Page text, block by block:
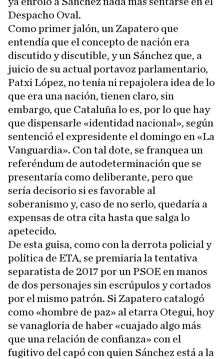
Despacho Oval.
Como primer jalón, un Zapatero que
entendía que el concepto de nación era
discutido y discutible, y un Sánchez que, a
juicio de su actual portavoz parlamentario,
Patxi López, no tenía ni repajolera idea de lo
que era una nación, tienen claro, sin
embargo, que Cataluña lo es, por lo que hay
que dispensarle «identidad nacional», según
sentenció el expresidente el domingo en «La
Vanguardia». Con tal dote, se franquea un
referéndum de autodeterminación que se
presentaría como deliberante, pero que
sería decisorio si es favorable al
soberanismo y, caso de no serlo, quedaría a
expensas de otra cita hasta que salga lo
apetecido.
De esta guisa, como con la derrota policial y
política de ETA, se premiaría la tentativa
separatista de 2017 por un PSOE en manos
de dos personajes sin escrúpulos y cortados
por el mismo patrón. Si Zapatero catalogó
como «hombre de paz» al etarra Otegui, hoy
se vanagloria de haber «cuajado algo más
que una relación de confianza» con el
fugitivo del capó con quien Sánchez está a la